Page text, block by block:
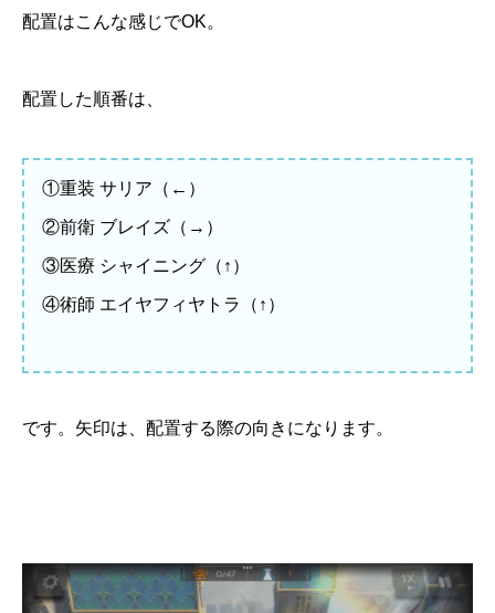
配置はこんな感じでOK。
配置した順番は、
①重装 サリア（←）
②前衛 ブレイズ（→）
③医療 シャイニング（↑）
④術師 エイヤフィヤトラ（↑）
です。矢印は、配置する際の向きになります。